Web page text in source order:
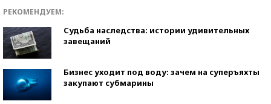
РЕКОМЕНДУЕМ:
Судьба наследства: истории удивительных
завещаний
Бизнес уходит под воду: зачем на суперъяхты
закупают субмарины